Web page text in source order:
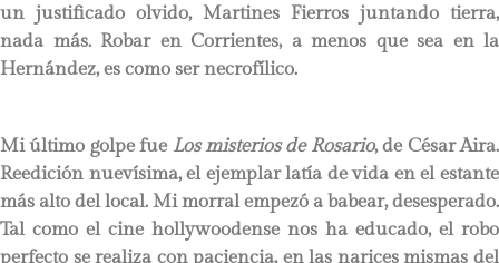
un justificado olvido, Martines Fierros juntando tierra,
nada más. Robar en Corrientes, a menos que sea en la
Hernández, es como ser necrofílico.
Mi último golpe fue Los misterios de Rosario, de César Aira.
Reedición nuevísima, el ejemplar latía de vida en el estante
más alto del local. Mi morral empezó a babear, desesperado.
Tal como el cine hollywoodense nos ha educado, el robo
perfecto se realiza con paciencia, en las narices mismas del